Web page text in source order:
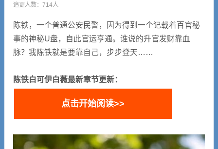
奖励政策
滴滴车主司机端下
载
小说短剧
追更人数：714人
陈铁，一个普通公安民警，因为得到一个记载着百官秘
事的神秘U盘，自此官运亨通。谁说的升官发财靠血
脉？我陈铁就是要靠自己，步步登天……
陈铁白可伊白薇最新章节更新：
点击开始阅读>>